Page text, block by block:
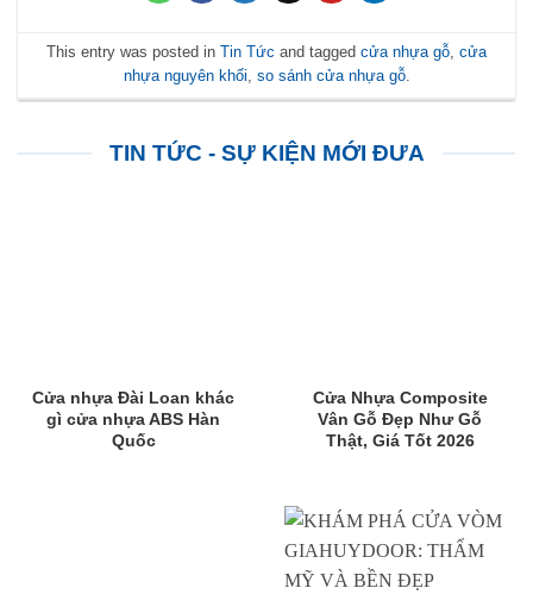
This entry was posted in Tin Tức and tagged cửa nhựa gỗ cửa
nhựa nguyên khối so sánh cửa nhựa gỗ.
TIN TỨC - SỰ KIỆN MỚI ĐƯA
Cửa nhựa Đài Loan khác
gì cửa nhựa ABS Hàn
Quốc
Cửa Nhựa Composite
Vân Gỗ Đẹp Như Gỗ
Thật, Giá Tốt 2026